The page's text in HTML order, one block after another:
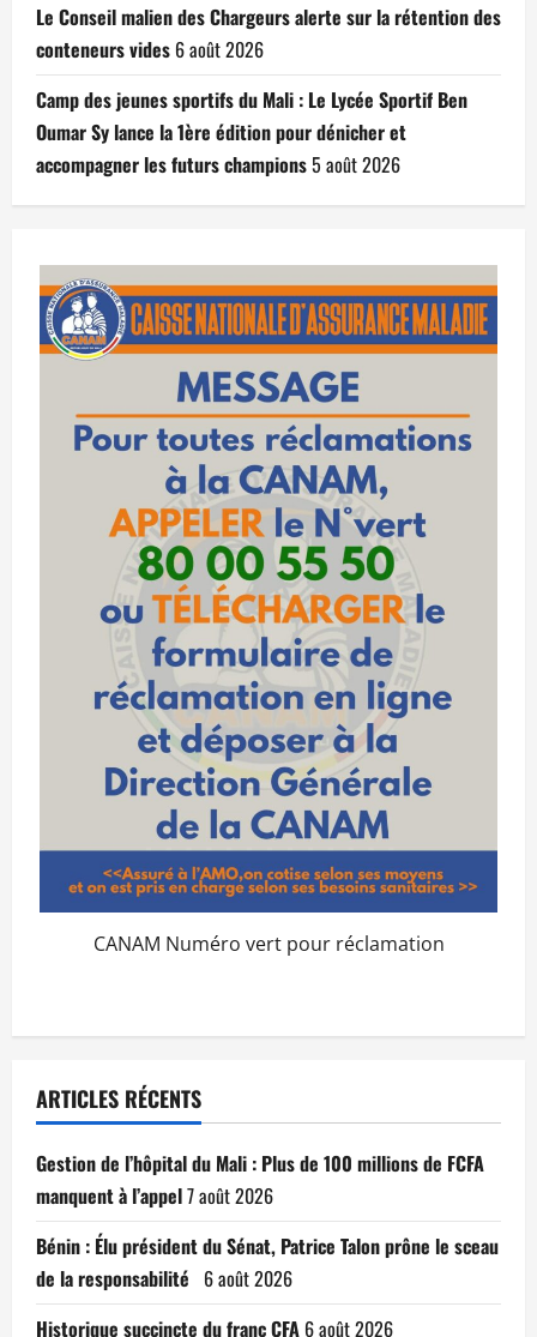
Le Conseil malien des Chargeurs alerte sur la rétention des
conteneurs vides 6 août 2026
Camp des jeunes sportifs du Mali : Le Lycée Sportif Ben
Oumar Sy lance la 1ère édition pour dénicher et
accompagner les futurs champions5 août 2026
CANAM Numéro vert pour réclamation
ARTICLES RÉCENTS
Gestion de l’hôpital du Mali : Plus de 100 millions de FCFA
manquent à l’appel7 août 2026
Bénin : Élu président du Sénat, Patrice Talon prône le sceau
de la responsabilité 6 août 2026
Historique succincte du franc CFA 6 août 2026